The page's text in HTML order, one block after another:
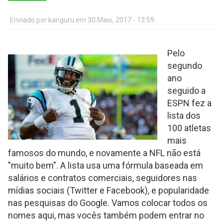
Enviado por kanguru em 30 Maio, 2017 - 13:59.
Pelo
segundo
ano
seguido a
ESPN fez a
lista dos
100 atletas
mais
famosos do mundo, e novamente a NFL não está
"muito bem". A lista usa uma fórmula baseada em
salários e contratos comerciais, seguidores nas
mídias sociais (Twitter e Facebook), e popularidade
nas pesquisas do Google. Vamos colocar todos os
nomes aqui, mas vocês também podem entrar no